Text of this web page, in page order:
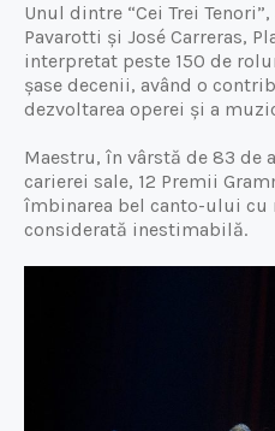
Unul dintre “Cei Trei
Pavarotti și José Carreras,
interpretat peste 150 de
șase decenii, având o
dezvoltarea operei și a
Maestru, în vârstă de 83 de
carierei sale, 12 Premii
îmbinarea bel canto-ului cu
considerată inestimabilă.